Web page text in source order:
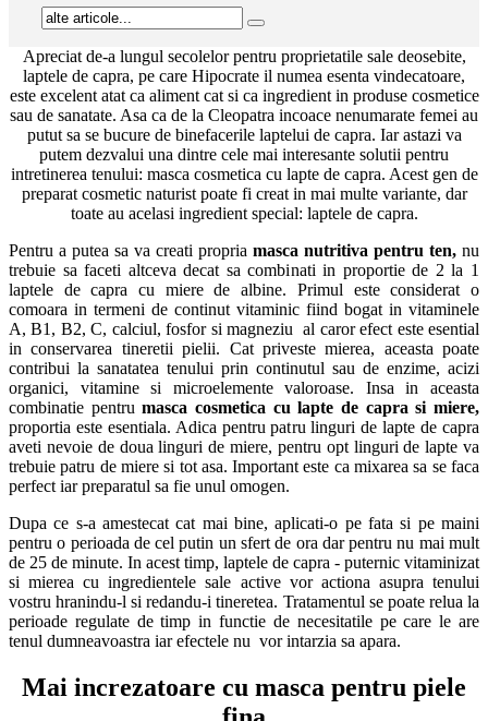
Apreciat de-a lungul secolelor pentru proprietatile sale deosebite,
laptele de capra, pe care Hipocrate il numea esenta vindecatoare,
este excelent atat ca aliment cat si ca ingredient in produse cosmetice
sau de sanatate. Asa ca de la Cleopatra incoace nenumarate femei au
putut sa se bucure de binefacerile laptelui de capra. Iar astazi va
putem dezvalui una dintre cele mai interesante solutii pentru
intretinerea tenului: masca cosmetica cu lapte de capra. Acest gen de
preparat cosmetic naturist poate fi creat in mai multe variante, dar
toate au acelasi ingredient special: laptele de capra.
Pentru a putea sa va creati propria masca nutritiva pentru ten, nu
trebuie sa faceti altceva decat sa combinati in proportie de 2 la 1
laptele de capra cu miere de albine. Primul este considerat o
comoara in termeni de continut vitaminic fiind bogat in vitaminele
A, B1, B2, C, calciul, fosfor si magneziu al caror efect este esential
in conservarea tineretii pielii. Cat priveste mierea, aceasta poate
contribui la sanatatea tenului prin continutul sau de enzime, acizi
organici, vitamine si microelemente valoroase. Insa in aceasta
combinatie pentru masca cosmetica cu lapte de capra si miere,
proportia este esentiala. Adica pentru patru linguri de lapte de capra
aveti nevoie de doua linguri de miere, pentru opt linguri de lapte va
trebuie patru de miere si tot asa. Important este ca mixarea sa se faca
perfect iar preparatul sa fie unul omogen.
Dupa ce s-a amestecat cat mai bine, aplicati-o pe fata si pe maini
pentru o perioada de cel putin un sfert de ora dar pentru nu mai mult
de 25 de minute. In acest timp, laptele de capra - puternic vitaminizat
si mierea cu ingredientele sale active vor actiona asupra tenului
vostru hranindu-l si redandu-i tineretea. Tratamentul se poate relua la
perioade regulate de timp in functie de necesitatile pe care le are
tenul dumneavoastra iar efectele nu vor intarzia sa apara.
Mai increzatoare cu masca pentru piele